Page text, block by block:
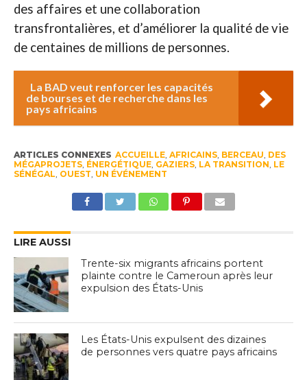
des affaires et une collaboration
transfrontalières, et d’améliorer la qualité de vie
de centaines de millions de personnes.
La BAD veut renforcer les capacités
de bourses et de recherche dans les
pays africains
ARTICLES CONNEXES ACCUEILLE, AFRICAINS, BERCEAU DES
MÉGAPROJETS, ÉNERGÉTIQUE, GAZIERS, LA TRANSITION LE
SÉNÉGAL OUEST UN ÉVÉNEMENT
LIRE AUSSI
Trente-six migrants africains portent
plainte contre le Cameroun après leur
expulsion des États-Unis
Les États-Unis expulsent des dizaines
de personnes vers quatre pays africains